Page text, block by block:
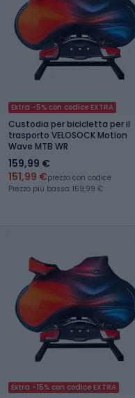
Extra -5% con codice EXTRA
Custodia per bicicletta per il
trasporto VELOSOCK Motion
Wave MTB WR
159,99 €
151,99 €prezzo con codice
Prezzo più basso: 159,99 €
Extra -15% con codice EXTRA